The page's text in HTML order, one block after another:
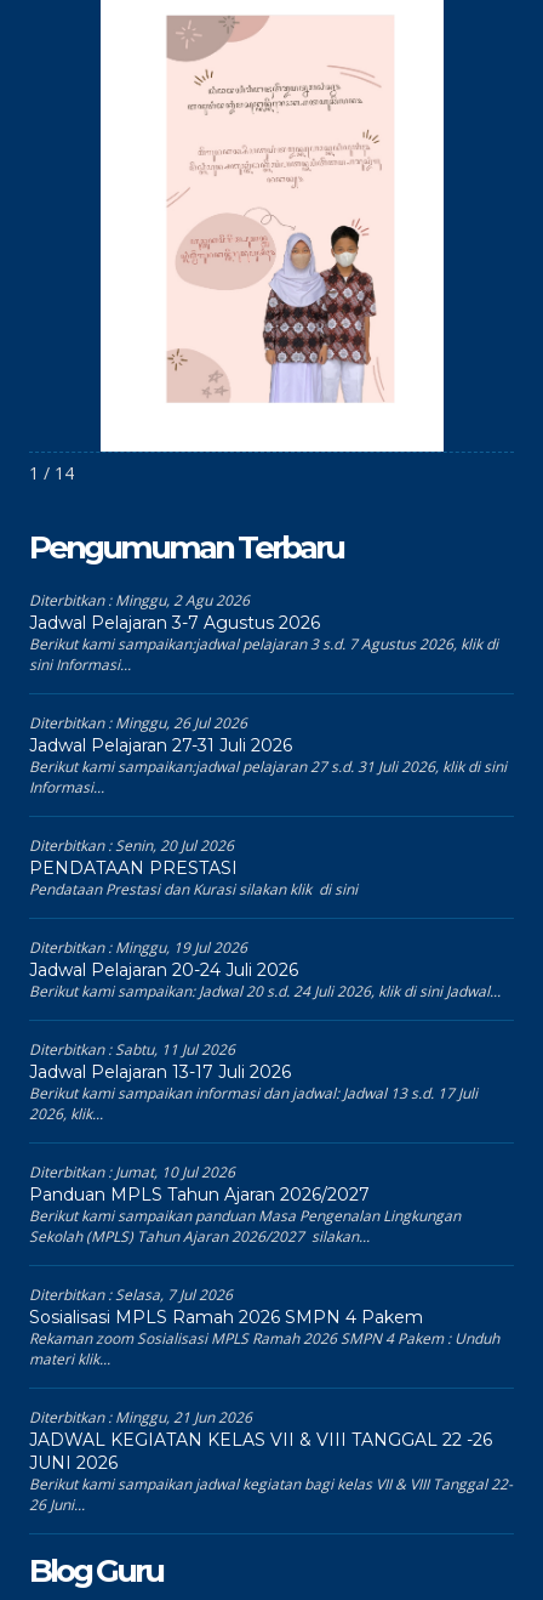
1 / 14
Pengumuman Terbaru
Diterbitkan :Minggu, 2 Agu 2026
Jadwal Pelajaran 3-7 Agustus 2026
Berikut kami sampaikan:jadwal pelajaran 3 s.d. 7 Agustus 2026, klik di
sini Informasi...
Diterbitkan :Minggu, 26 Jul 2026
Jadwal Pelajaran 27-31 Juli 2026
Berikut kami sampaikan:jadwal pelajaran 27 s.d. 31 Juli 2026, klik di sini
Informasi...
Diterbitkan :Senin, 20 Jul 2026
PENDATAAN PRESTASI
Pendataan Prestasi dan Kurasi silakan klik di sini
Diterbitkan :Minggu, 19 Jul 2026
Jadwal Pelajaran 20-24 Juli 2026
Berikut kami sampaikan: Jadwal 20 s.d. 24 Juli 2026, klik di sini Jadwal...
Diterbitkan :Sabtu, 11 Jul 2026
Jadwal Pelajaran 13-17 Juli 2026
Berikut kami sampaikan informasi dan jadwal: Jadwal 13 s.d. 17 Juli
2026, klik...
Diterbitkan :Jumat, 10 Jul 2026
Panduan MPLS Tahun Ajaran 2026/2027
Berikut kami sampaikan panduan Masa Pengenalan Lingkungan
Sekolah (MPLS) Tahun Ajaran 2026/2027 silakan...
Diterbitkan :Selasa, 7 Jul 2026
Sosialisasi MPLS Ramah 2026 SMPN 4 Pakem
Rekaman zoom Sosialisasi MPLS Ramah 2026 SMPN 4 Pakem : Unduh
materi klik...
Diterbitkan :Minggu, 21 Jun 2026
JADWAL KEGIATAN KELAS VII & VIII TANGGAL 22 -26
JUNI 2026
Berikut kami sampaikan jadwal kegiatan bagi kelas VII & VIII Tanggal 22-
26 Juni...
Blog Guru